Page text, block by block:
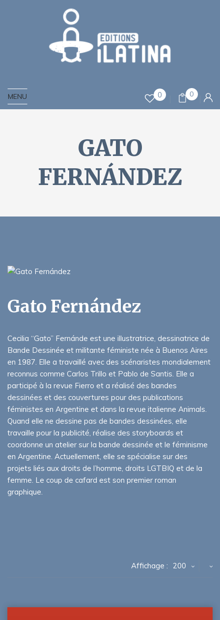
MENU 0 0
GATO
FERNÁNDEZ
Gato Fernández
Cecilia “Gato” Fernánde est une illustratrice, dessinatrice de
Bande Dessinée et militante féministe née à Buenos Aires
en 1987. Elle a travaillé avec des scénaristes mondialement
reconnus comme Carlos Trillo et Pablo de Santis. Elle a
participé à la revue Fierro et a réalisé des bandes
dessinées et des couvertures pour des publications
féministes en Argentine et dans la revue italienne Animals.
Quand elle ne dessine pas de bandes dessinées, elle
travaille pour la publicité, réalise des storyboards et
coordonne un atelier sur la bande dessinée et le féminisme
en Argentine. Actuellement, elle se spécialise sur des
projets liés aux droits de l’homme, droits LGTBIQ et de la
femme. Le coup de cafard est son premier roman
graphique.
Affichage : 200